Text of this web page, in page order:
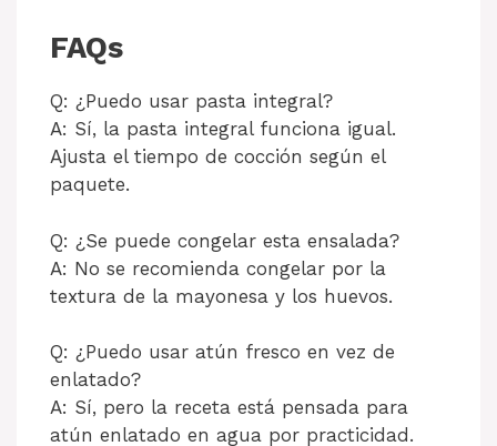
FAQs
Q: ¿Puedo usar pasta integral?
A: Sí, la pasta integral funciona igual.
Ajusta el tiempo de cocción según el
paquete.
Q: ¿Se puede congelar esta ensalada?
A: No se recomienda congelar por la
textura de la mayonesa y los huevos.
Q: ¿Puedo usar atún fresco en vez de
enlatado?
A: Sí, pero la receta está pensada para
atún enlatado en agua por practicidad.